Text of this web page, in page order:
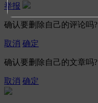
举报
确认要删除自己的评论吗?
取消 确定
确认要删除自己的文章吗?
取消 确定